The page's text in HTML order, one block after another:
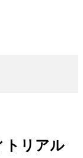
トリアル